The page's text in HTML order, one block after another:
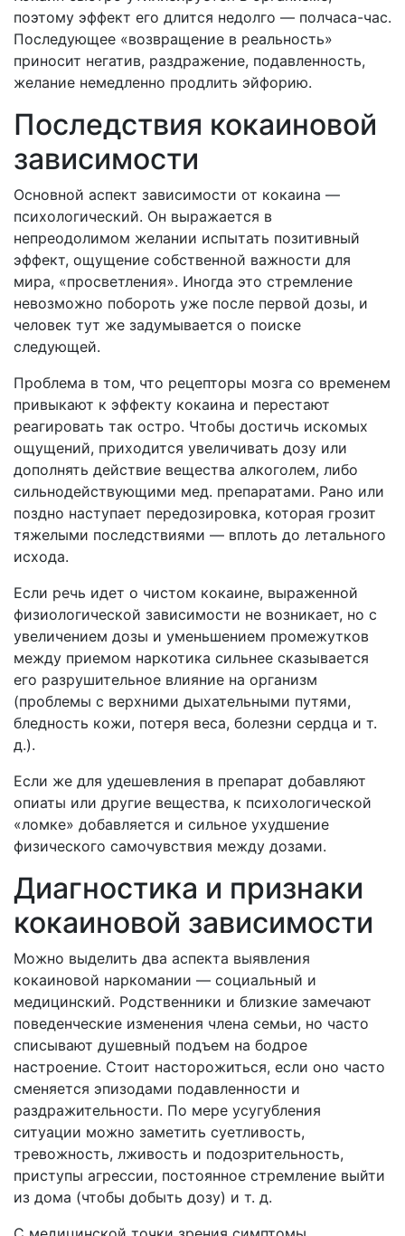
поэтому эффект его длится недолго — полчаса-час.
Последующее «возвращение в реальность»
приносит негатив, раздражение, подавленность,
желание немедленно продлить эйфорию.
Последствия кокаиновой
зависимости
Основной аспект зависимости от кокаина —
психологический. Он выражается в
непреодолимом желании испытать позитивный
эффект, ощущение собственной важности для
мира, «просветления». Иногда это стремление
невозможно побороть уже после первой дозы, и
человек тут же задумывается о поиске
следующей.
Проблема в том, что рецепторы мозга со временем
привыкают к эффекту кокаина и перестают
реагировать так остро. Чтобы достичь искомых
ощущений, приходится увеличивать дозу или
дополнять действие вещества алкоголем, либо
сильнодействующими мед. препаратами. Рано или
поздно наступает передозировка, которая грозит
тяжелыми последствиями — вплоть до летального
исхода.
Если речь идет о чистом кокаине, выраженной
физиологической зависимости не возникает, но с
увеличением дозы и уменьшением промежутков
между приемом наркотика сильнее сказывается
его разрушительное влияние на организм
(проблемы с верхними дыхательными путями,
бледность кожи, потеря веса, болезни сердца и т.
д.).
Если же для удешевления в препарат добавляют
опиаты или другие вещества, к психологической
«ломке» добавляется и сильное ухудшение
физического самочувствия между дозами.
Диагностика и признаки
кокаиновой зависимости
Можно выделить два аспекта выявления
кокаиновой наркомании — социальный и
медицинский. Родственники и близкие замечают
поведенческие изменения члена семьи, но часто
списывают душевный подъем на бодрое
настроение. Стоит насторожиться, если оно часто
сменяется эпизодами подавленности и
раздражительности. По мере усугубления
ситуации можно заметить суетливость,
тревожность, лживость и подозрительность,
приступы агрессии, постоянное стремление выйти
из дома (чтобы добыть дозу) и т. д.